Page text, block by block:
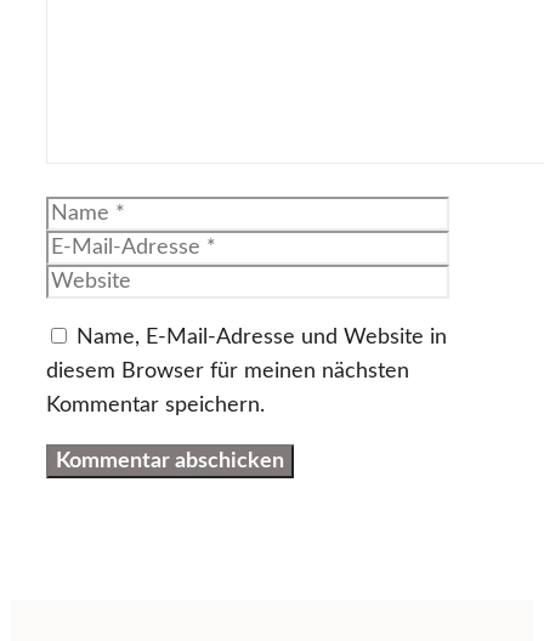
Name
Name, E-Mail-Adresse und Website in
diesem Browser für meinen nächsten
Kommentar speichern.